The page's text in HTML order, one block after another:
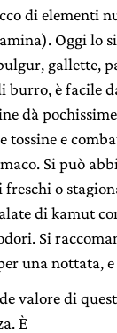
di elementi
Oggi lo
gallette,
burro, è facile
dà
tossine e
Si può
o
di kamut
Si
una nottata,
valore di
È